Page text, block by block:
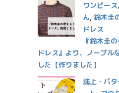
ワンピース,
ん, 鈴木圭
ドレス
『鈴木圭
ドレス』より、ノーブル
した【作りました】
誌上・パ